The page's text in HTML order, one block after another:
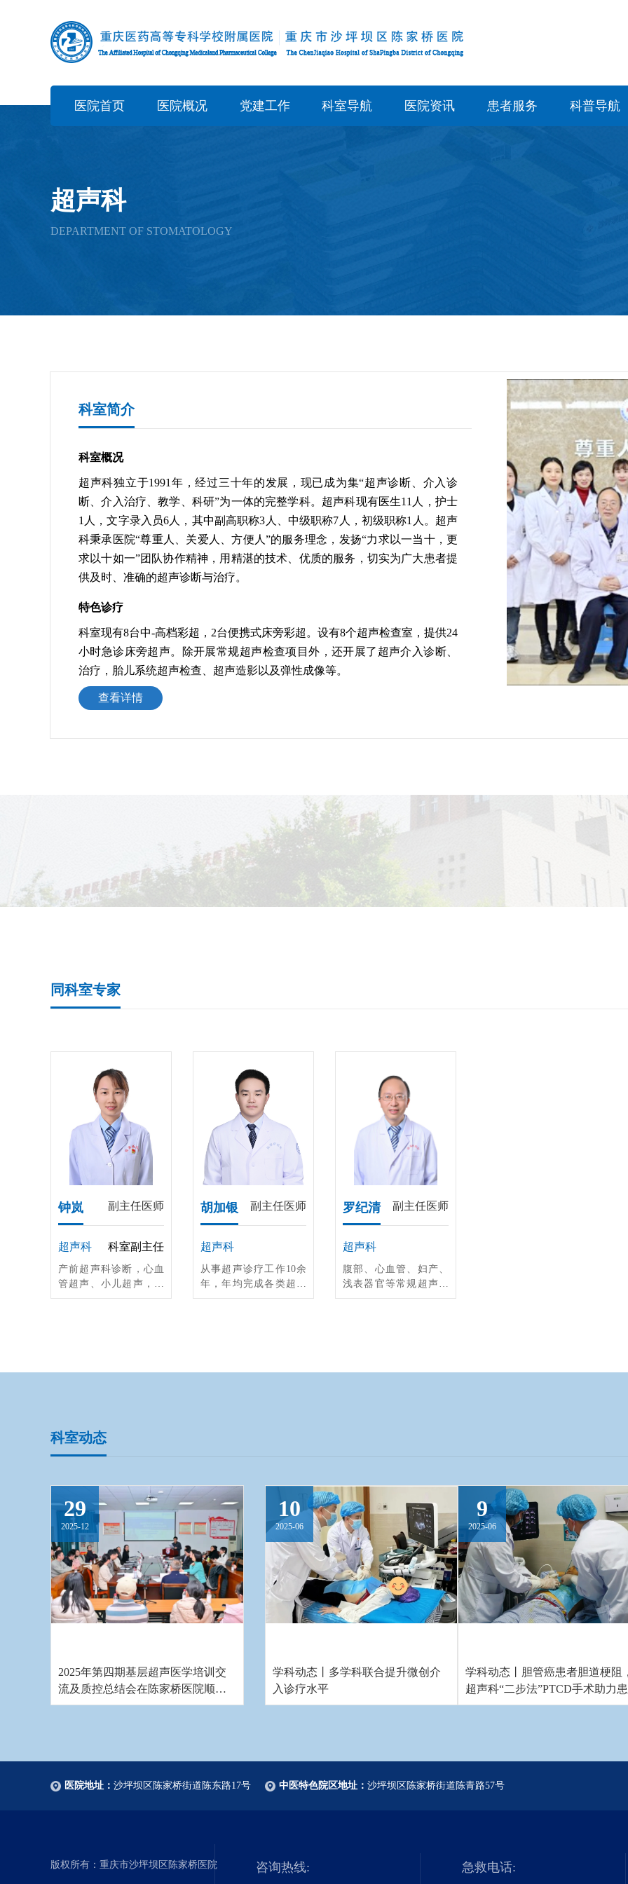
医院首页 医院概况 党建工作 科室导航 医院资讯 患者服务 科普导航
超声科
DEPARTMENT OF STOMATOLOGY
科室简介
科室概况
超声科独立于1991年，经过三十年的发展，现已成为集“超声诊断、介入诊
断、介入治疗、教学、科研”为一体的完整学科。超声科现有医生11人，护士
1人，文字录入员6人，其中副高职称3人、中级职称7人，初级职称1人。超声
科秉承医院“尊重人、关爱人、方便人”的服务理念，发扬“力求以一当十，更
求以十如一”团队协作精神，用精湛的技术、优质的服务，切实为广大患者提
供及时、准确的超声诊断与治疗。
特色诊疗
科室现有8台中-高档彩超，2台便携式床旁彩超。设有8个超声检查室，提供24
小时急诊床旁超声。除开展常规超声检查项目外，还开展了超声介入诊断、
治疗，胎儿系统超声检查、超声造影以及弹性成像等。
查看详情
同科室专家
钟岚 副主任医师
超声科 科室副主任
产前超声科诊断，心血
管超声、小儿超声，超
声造影，超声介入等技
胡加银 副主任医师
超声科
从事超声诊疗工作10余
年，年均完成各类超声
诊疗及会诊超过1.2万
声、甲状腺超声，在腹
罗纪清 副主任医师
超声科
腹部、心血管、妇产、
浅表器官等常规超声以
及疑难病的诊断，中孕
科室动态
29
2025-12
2025年第四期基层超声医学培训交
流及质控总结会在陈家桥医院顺利
举办
10
2025-06
学科动态丨多学科联合提升微创介
入诊疗水平
9
2025-06
学科动态丨胆管癌患者胆道梗阻
超声科“二步法”PTCD手术助力
转危为安
医院地址： 沙坪坝区陈家桥街道陈东路17号 中医特色院区地址： 沙坪坝区陈家桥街道陈青路57号
版权所有：重庆市沙坪坝区陈家桥医院 咨询热线: 急救电话: